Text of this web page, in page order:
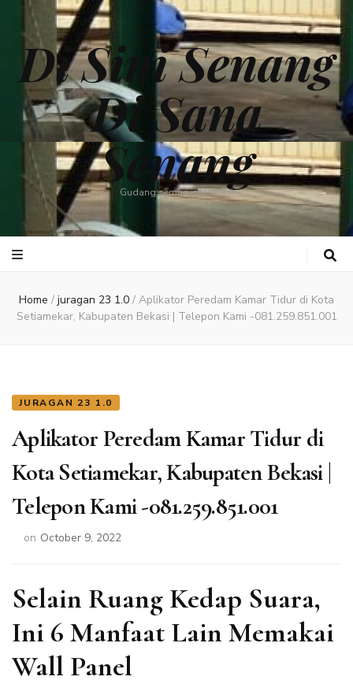
Di Sini Senang
Di Sana
Senang
Gudang semua informasi
Home / juragan 23 1.0 / Aplikator Peredam Kamar Tidur di Kota
Setiamekar, Kabupaten Bekasi | Telepon Kami -081.259.851.001
JURAGAN 23 1.0
Aplikator Peredam Kamar Tidur di
Kota Setiamekar, Kabupaten Bekasi |
Telepon Kami -081.259.851.001
on October 9, 2022
Selain Ruang Kedap Suara,
Ini 6 Manfaat Lain Memakai
Wall Panel